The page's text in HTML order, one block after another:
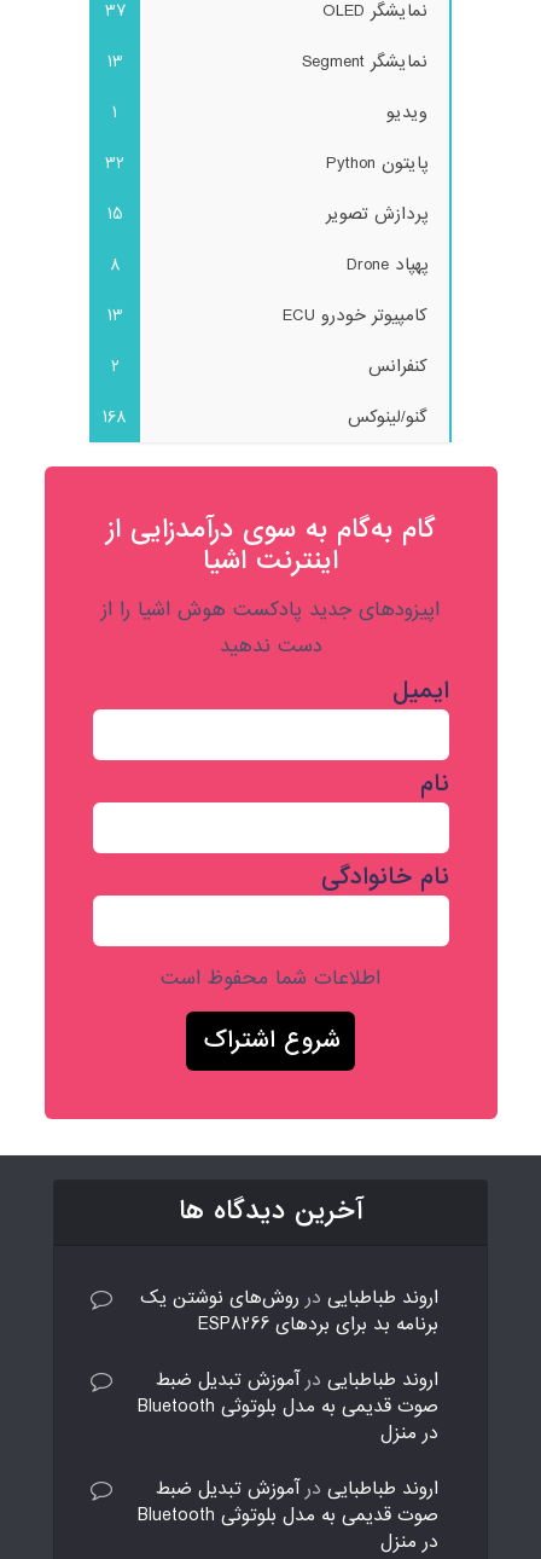
نمایشگر OLED
37
نمایشگر Segment
13
ویدیو
1
پایتون Python
32
پردازش تصویر
15
پهپاد Drone
8
کامپیوتر خودرو ECU
13
کنفرانس
2
گنو/لینوکس
168
گام به‌گام به‌ سوی درآمدزایی از
اینترنت اشیا
اپیزودهای جدید پادکست هوش اشیا را از
دست ندهید
ایمیل
نام
نام خانوادگی
اطلاعات شما محفوظ است
آخرین دیدگاه ها
اروند طباطبایی در روش‌های نوشتن یک
برنامه بد برای بردهای ESP8266
اروند طباطبایی در آموزش تبدیل ضبط
صوت قدیمی به مدل بلوتوثی Bluetooth
در منزل
اروند طباطبایی در آموزش تبدیل ضبط
صوت قدیمی به مدل بلوتوثی Bluetooth
در منزل